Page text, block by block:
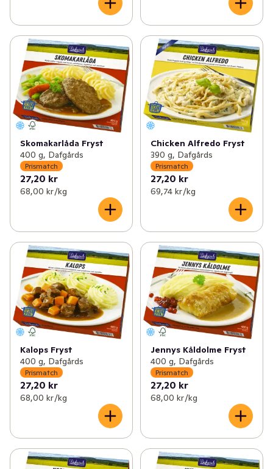
Skomakarlåda Fryst
400 g, Dafgårds
Prismatch
27,20 kr
68,00 kr /kg
Chicken Alfredo Fryst
390 g, Dafgårds
Prismatch
27,20 kr
69,74 kr /kg
Kalops Fryst
400 g, Dafgårds
Prismatch
27,20 kr
68,00 kr /kg
Jennys Kåldolme Fryst
400 g, Dafgårds
Prismatch
27,20 kr
68,00 kr /kg